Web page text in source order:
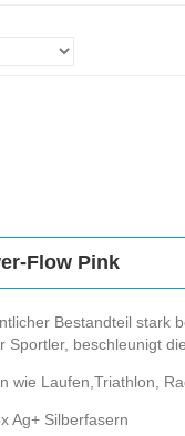
Flow Pink
Bestandteil
beschleunigt
wie Laufen,Triathlon,
Ag+ Silberfasern